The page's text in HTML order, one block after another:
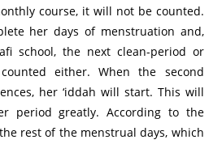
course, it will not be counted.
her days of menstruation and,
school, the next clean-period or
either. When the second
her ‘iddah will start. This will
period greatly. According to the
rest of the menstrual days, which